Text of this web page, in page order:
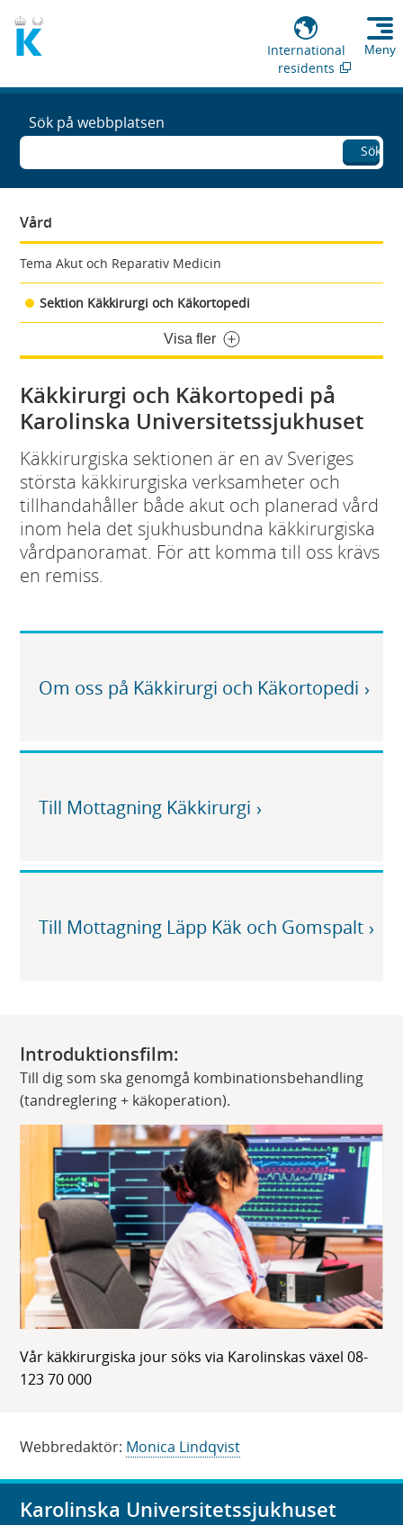
International
residents
Meny
Sök på webbplatsen
Sök
Vård
Tema Akut och Reparativ Medicin
Sektion Käkkirurgi och Käkortopedi
Visa fler
Käkkirurgi och Käkortopedi på
Karolinska Universitetssjukhuset
Käkkirurgiska sektionen är en av Sveriges
största käkkirurgiska verksamheter och
tillhandahåller både akut och planerad vård
inom hela det sjukhusbundna käkkirurgiska
vårdpanoramat. För att komma till oss krävs
en remiss.
Om oss på Käkkirurgi och Käkortopedi
Till Mottagning Käkkirurgi
Till Mottagning Läpp Käk och Gomspalt
Introduktionsfilm:
Till dig som ska genomgå kombinationsbehandling
(tandreglering + käkoperation).
Vår käkkirurgiska jour söks via Karolinskas växel 08-
123 70 000
Webbredaktör: Monica Lindqvist
Karolinska Universitetssjukhuset